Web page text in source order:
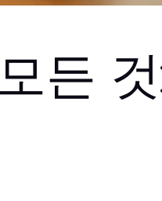
든 것